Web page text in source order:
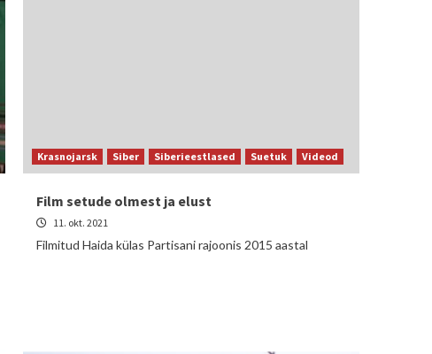
Krasnojarsk Siber Siberieestlased Suetuk Videod
Film setude olmest ja elust
11. okt. 2021
Filmitud Haida külas Partisani rajoonis 2015 aastal